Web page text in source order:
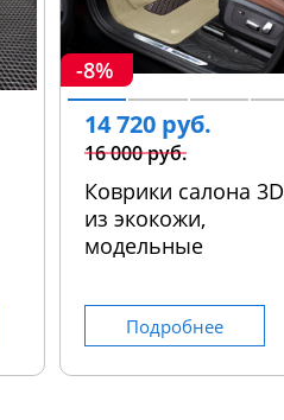
-8%
14 720 руб.
16 000 руб.
Коврики салона 3D
из экокожи,
модельные
Подробнее